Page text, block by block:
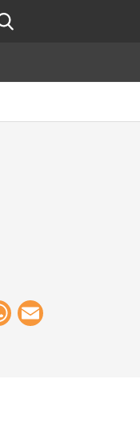
addicionals
WhatsApp